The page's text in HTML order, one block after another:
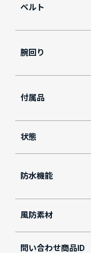
ベルト
腕回り
付属品
状態
防水機能
風防素材
問い合わせ商品ID